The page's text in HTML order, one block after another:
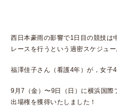
西日本豪雨の影響で1日目の競技は
レースを行うという過密スケジュー
福澤佳子さん（看護4年）が，女子
9月7（金）〜9日（日）に横浜国
出場権を獲得いたしました！